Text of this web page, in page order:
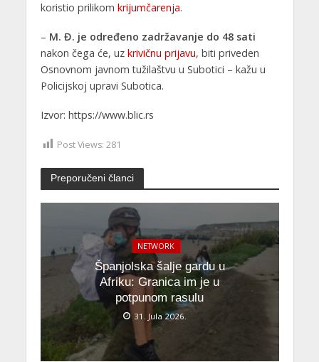
koristio prilikom krijumčarenja.
– M. Đ. je određeno zadržavanje do 48 sati
nakon čega će, uz krivičnu prijavu, biti priveden
Osnovnom javnom tužilaštvu u Subotici – kažu u
Policijskoj upravi Subotica.
Izvor: https://www.blic.rs
Post Views: 281
Preporučeni članci
NETWORK
Španjolska šalje gardu u
Afriku: Granica im je u
potpunom rasulu
31. Jula 2026.